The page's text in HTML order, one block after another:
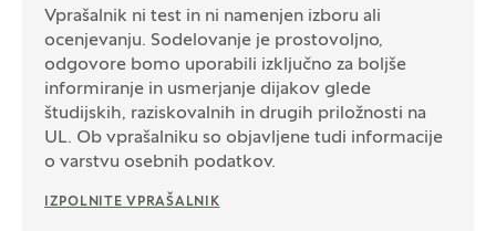
Vprašalnik ni test in ni namenjen izboru ali
ocenjevanju. Sodelovanje je prostovoljno,
odgovore bomo uporabili izključno za boljše
informiranje in usmerjanje dijakov glede
študijskih, raziskovalnih in drugih priložnosti na
UL. Ob vprašalniku so objavljene tudi informacije
o varstvu osebnih podatkov.
IZPOLNITE VPRAŠALNIK